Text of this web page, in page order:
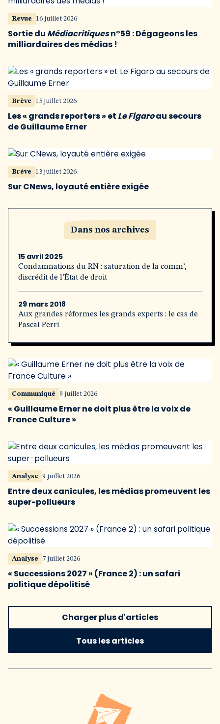
Revue 16 juillet 2026
Sortie du Médiacritiquesn°59 : Dégageons les
milliardaires des médias !
Brève 15 juillet 2026
Les « grands reporters » et Le Figaroau secours
de Guillaume Erner
Brève 13 juillet 2026
Sur CNews, loyauté entière exigée
Dans nos archives
15 avril 2025
Condamnations du RN : saturation de la comm’,
discrédit de l’État de droit
29 mars 2018
Aux grandes réformes les grands experts : le cas de
Pascal Perri
Communiqué 9 juillet 2026
« Guillaume Erner ne doit plus être la voix de
France Culture »
Analyse 9 juillet 2026
Entre deux canicules, les médias promeuvent les
super-pollueurs
Analyse 7 juillet 2026
« Successions 2027 » (France 2) : un safari
politique dépolitisé
Charger plus d'articles
Tous les articles